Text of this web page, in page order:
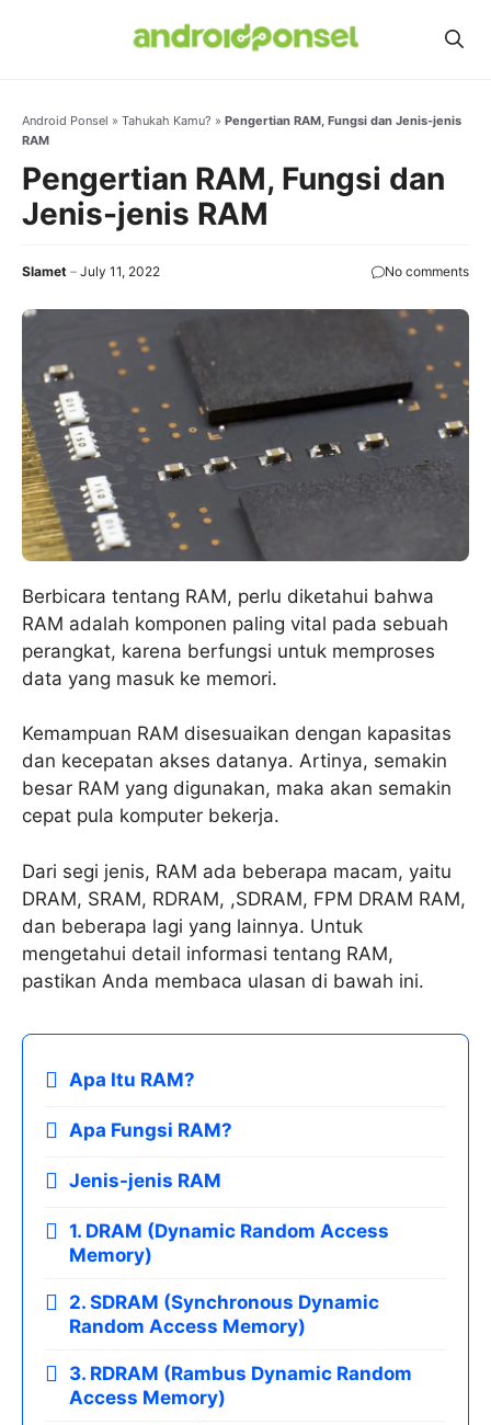
Android Ponsel » Tahukah Kamu? » Pengertian RAM, Fungsi dan Jenis-jenis
RAM
Pengertian RAM, Fungsi dan
Jenis-jenis RAM
Slamet July 11, 2022 No comments
Berbicara tentang RAM, perlu diketahui bahwa
RAM adalah komponen paling vital pada sebuah
perangkat, karena berfungsi untuk memproses
data yang masuk ke memori.
Kemampuan RAM disesuaikan dengan kapasitas
dan kecepatan akses datanya. Artinya, semakin
besar RAM yang digunakan, maka akan semakin
cepat pula komputer bekerja.
Dari segi jenis, RAM ada beberapa macam, yaitu
DRAM, SRAM, RDRAM, ,SDRAM, FPM DRAM RAM,
dan beberapa lagi yang lainnya. Untuk
mengetahui detail informasi tentang RAM,
pastikan Anda membaca ulasan di bawah ini.
Apa Itu RAM?
Apa Fungsi RAM?
Jenis-jenis RAM
1. DRAM (Dynamic Random Access
Memory)
2. SDRAM (Synchronous Dynamic
Random Access Memory)
3. RDRAM (Rambus Dynamic Random
Access Memory)